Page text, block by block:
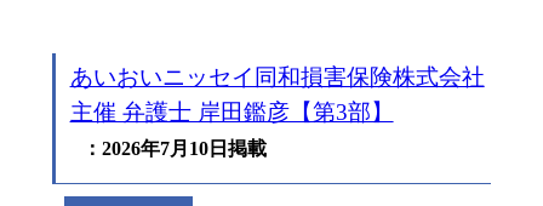
あいおいニッセイ同和損害保険株式会社
主催 弁護士 岸田鑑彦【第3部】
：2026年7月10日掲載